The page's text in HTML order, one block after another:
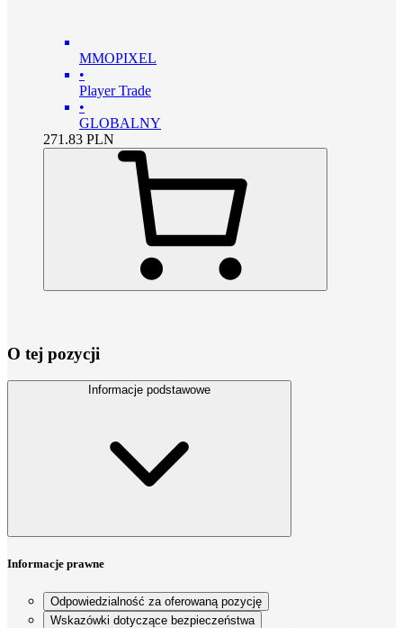
MMOPIXEL
•
Player Trade
•
GLOBALNY
271.83 PLN
O tej pozycji
Informacje podstawowe
Informacje prawne
Odpowiedzialność za oferowaną pozycję
Wskazówki dotyczące bezpieczeństwa